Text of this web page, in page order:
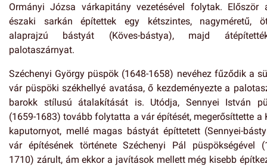
Ormányi Józsa várkapitány vezetésével folytak. Először
északi sarkán építettek egy kétszintes, nagyméretű,
alaprajzú bástyát (Köves-bástya), majd
palotaszárnyat.
Széchenyi György püspök (1648-1658) nevéhez fűződik a
vár püspöki székhellyé avatása, ő kezdeményezte a
barokk stílusú átalakítását is. Utódja, Sennyei István
(1659-1683) tovább folytatta a vár építését, megerősíttette a
kaputornyot, mellé magas bástyát építtetett (Sennyei-
vár építésének története Széchenyi Pál püspökségével
1710) zárult, ám ekkor a javítások mellett még kisebb